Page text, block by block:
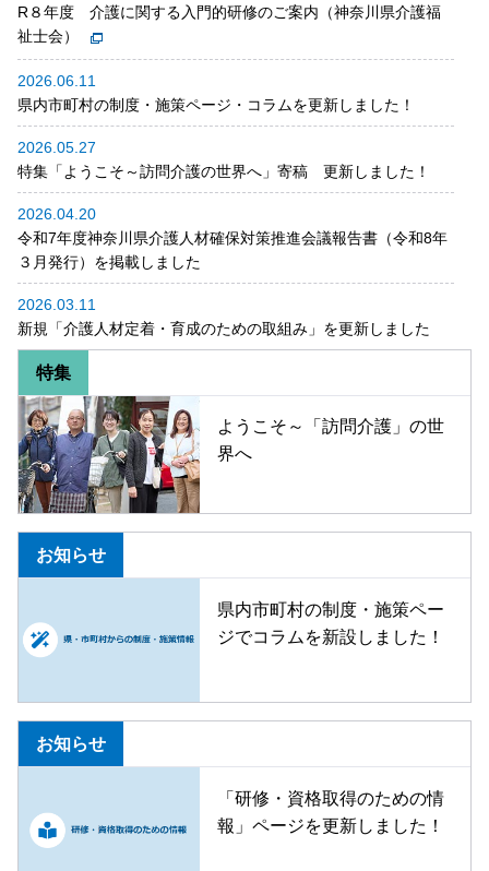
R８年度 介護に関する入門的研修のご案内（神奈川県介護福
祉士会）
2026.06.11
県内市町村の制度・施策ページ・コラムを更新しました！
2026.05.27
特集「ようこそ～訪問介護の世界へ」寄稿 更新しました！
2026.04.20
令和7年度神奈川県介護人材確保対策推進会議報告書（令和8年
３月発行）を掲載しました
2026.03.11
新規「介護人材定着・育成のための取組み」を更新しました
特集
ようこそ～「訪問介護」の世
界へ
お知らせ
県内市町村の制度・施策ペー
ジでコラムを新設しました！
お知らせ
「研修・資格取得のための情
報」ページを更新しました！